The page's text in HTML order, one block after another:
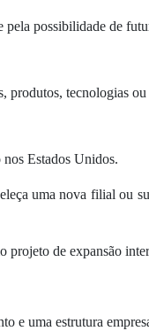
possibilidade de
tecnologias
Estados Unidos.
uma nova filial ou
projeto de expansão
e uma estrutura